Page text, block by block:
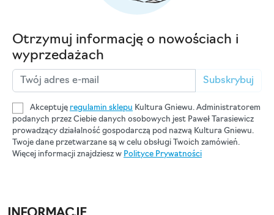
Otrzymuj informację o nowościach i
wyprzedażach
Subskrybuj
Akceptuję regulamin sklepu Kultura Gniewu. Administratorem
podanych przez Ciebie danych osobowych jest Paweł Tarasiewicz
prowadzący działalność gospodarczą pod nazwą Kultura Gniewu.
Twoje dane przetwarzane są w celu obsługi Twoich zamówień.
Więcej informacji znajdziesz w Polityce Prywatności